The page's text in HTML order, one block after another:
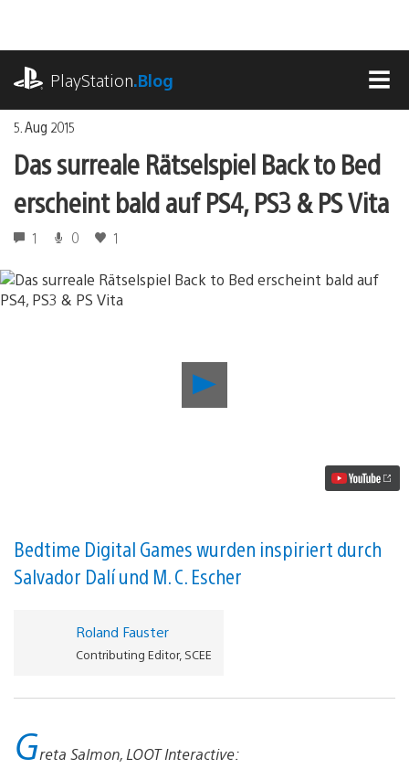
springen
PlayStation.Blog
5. Aug 2015
Das surreale Rätselspiel Back to Bed
erscheint bald auf PS4, PS3 & PS Vita
1 0 1
Rätselspiel
PS3
&
PS
Bedtime Digital Games wurden inspiriert durch
Salvador Dalí und M. C. Escher
Roland Fauster
Contributing Editor, SCEE
Greta Salmon, LOOT Interactive: